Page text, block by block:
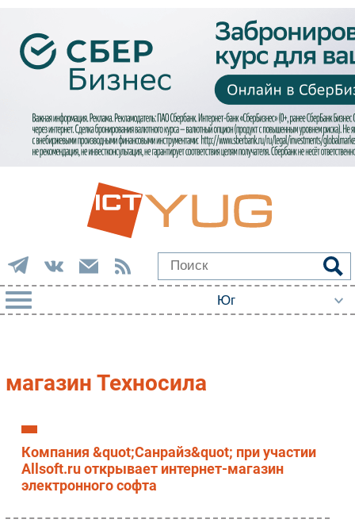
Импорто­замещение
Фиксированная связь
Интеграция
магазин Техносила
Компания &quot;Санрайз&quot; при участии
Allsoft.ru открывает интернет-магазин
электронного софта